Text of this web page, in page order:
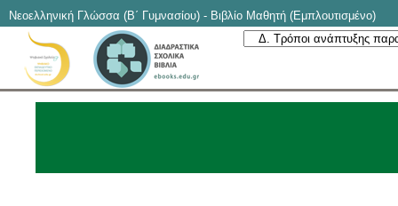
Νεοελληνική Γλώσσα (Β΄ Γυμνασίου) - Βιβλίο Μαθητή (Εμπλουτισμένο)